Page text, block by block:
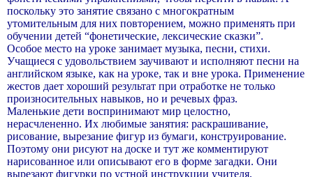
поскольку это занятие связано с многократным
утомительным для них повторением, можно применять при
обучении детей “фонетические, лексические сказки”.
Особое место на уроке занимает музыка, песни, стихи.
Учащиеся с удовольствием заучивают и исполняют песни на
английском языке, как на уроке, так и вне урока. Применение
жестов дает хороший результат при отработке не только
произносительных навыков, но и речевых фраз.
Маленькие дети воспринимают мир целостно,
нерасчлененно. Их любимые занятия: раскрашивание,
рисование, вырезание фигур из бумаги, конструирование.
Поэтому они рисуют на доске и тут же комментируют
нарисованное или описывают его в форме загадки. Они
вырезают фигурки по устной инструкции учителя,